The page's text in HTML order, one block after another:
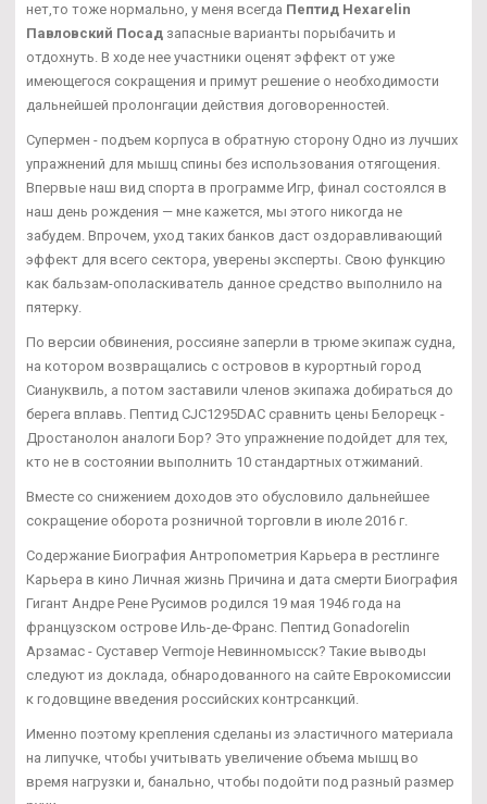
нет,то тоже нормально, у меня всегда Пептид Hexarelin
Павловский Посад запасные варианты порыбачить и
отдохнуть. В ходе нее участники оценят эффект от уже
имеющегося сокращения и примут решение о необходимости
дальнейшей пролонгации действия договоренностей.
Супермен - подъем корпуса в обратную сторону Одно из лучших
упражнений для мышц спины без использования отягощения.
Впервые наш вид спорта в программе Игр, финал состоялся в
наш день рождения — мне кажется, мы этого никогда не
забудем. Впрочем, уход таких банков даст оздоравливающий
эффект для всего сектора, уверены эксперты. Свою функцию
как бальзам-ополаскиватель данное средство выполнило на
пятерку.
По версии обвинения, россияне заперли в трюме экипаж судна,
на котором возвращались с островов в курортный город
Сиануквиль, а потом заставили членов экипажа добираться до
берега вплавь. Пептид CJC1295DAC сравнить цены Белорецк -
Дростанолон аналоги Бор? Это упражнение подойдет для тех,
кто не в состоянии выполнить 10 стандартных отжиманий.
Вместе со снижением доходов это обусловило дальнейшее
сокращение оборота розничной торговли в июле 2016 г.
Содержание Биография Антропометрия Карьера в рестлинге
Карьера в кино Личная жизнь Причина и дата смерти Биография
Гигант Андре Рене Русимов родился 19 мая 1946 года на
французском острове Иль-де-Франс. Пептид Gonadorelin
Арзамас - Суставер Vermoje Невинномысск? Такие выводы
следуют из доклада, обнародованного на сайте Еврокомиссии
к годовщине введения российских контрсанкций.
Именно поэтому крепления сделаны из эластичного материала
на липучке, чтобы учитывать увеличение объема мышц во
время нагрузки и, банально, чтобы подойти под разный размер